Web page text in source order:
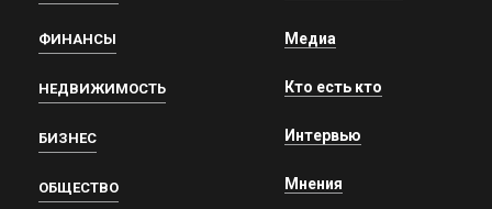
ФИНАНСЫ
НЕДВИЖИМОСТЬ
БИЗНЕС
ОБЩЕСТВО
Медиа
Кто есть кто
Интервью
Мнения